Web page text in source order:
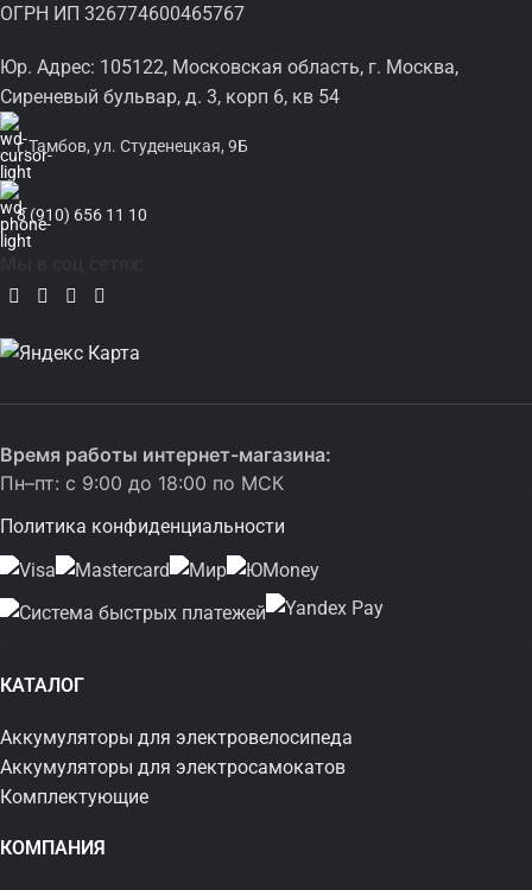
ОГРН ИП 326774600465767
Юр. Адрес: 105122, Московская область, г. Москва,
Сиреневый бульвар, д. 3, корп 6, кв 54
г.Тамбов, ул. Студенецкая, 9Б
8 (910) 656 11 10
Время работы интернет-магазина:
Пн–пт: с 9:00 до 18:00 по МСК
Политика конфиденциальности
КАТАЛОГ
Аккумуляторы для электровелосипеда
Аккумуляторы для электросамокатов
Комплектующие
КОМПАНИЯ